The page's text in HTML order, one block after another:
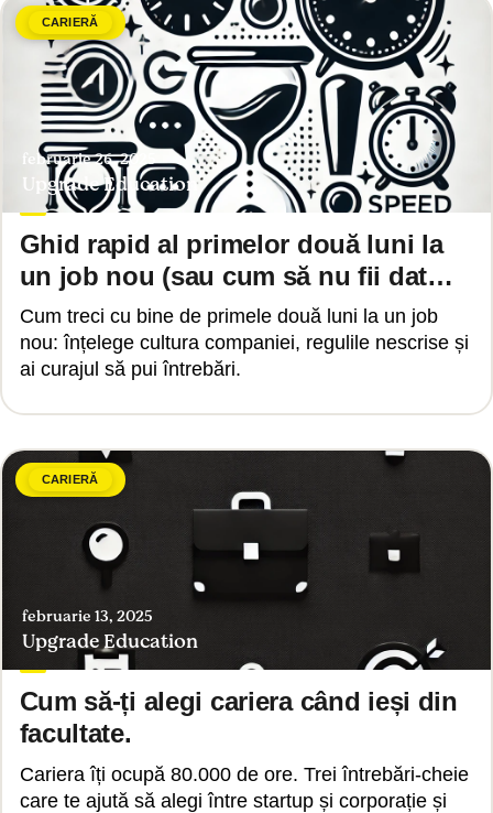
CARIERĂ
februarie 26, 2025
Upgrade Education
Ghid rapid al primelor două luni la
un job nou (sau cum să nu fii dat
afară)
Cum treci cu bine de primele două luni la un job
nou: înțelege cultura companiei, regulile nescrise și
ai curajul să pui întrebări.
CARIERĂ
februarie 13, 2025
Upgrade Education
Cum să-ți alegi cariera când ieși din
facultate.
Cariera îți ocupă 80.000 de ore. Trei întrebări-cheie
care te ajută să alegi între startup și corporație și